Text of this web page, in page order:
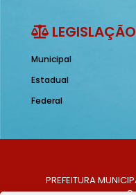
LEGISLAÇÃO
Municipal
Estadual
Federal
PREFEITURA